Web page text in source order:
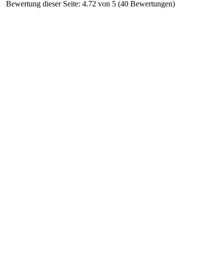
Bewertung dieser Seite: 4.72 von 5 (40 Bewertungen)